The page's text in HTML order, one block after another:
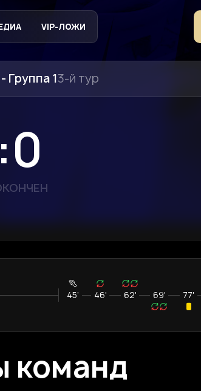
VIP-ЛОЖИ
Группа 13-й тур
45’ 46' 62' 69' 77'
команд